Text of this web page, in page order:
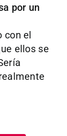
por un
con el
ellos se